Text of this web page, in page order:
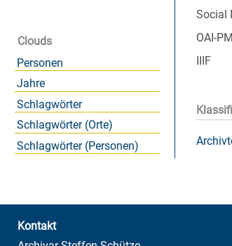
Clouds
Personen
Jahre
Schlagwörter
Schlagwörter (Orte)
Schlagwörter (Personen)
Social
OAI-
IIIF
Kontakt